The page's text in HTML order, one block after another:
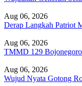
Aug 06, 2026
Derap Langkah Patriot
Aug 06, 2026
TMMD 129
Aug 06, 2026
Wujud Nyata Gotong